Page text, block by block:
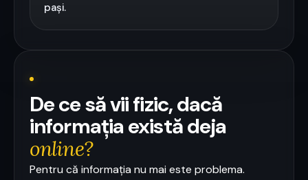
pași.
De ce să vii fizic, dacă
informația există deja
online?
Pentru că informația nu mai este problema.